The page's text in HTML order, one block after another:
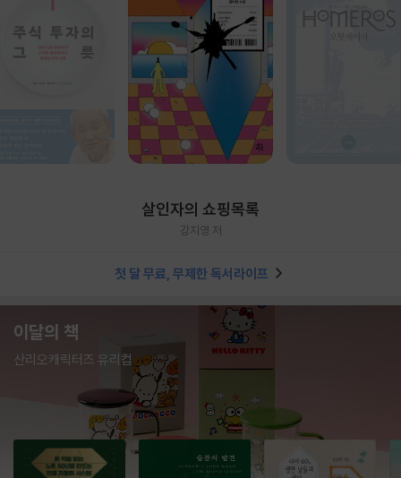
살인자의 쇼핑목록
강지영 저
첫 달 무료, 무제한 독서라이프
이달의 책
산리오캐릭터즈 유리컵